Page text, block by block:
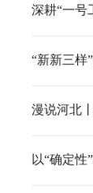
“新新三样
漫说河北
以“确定